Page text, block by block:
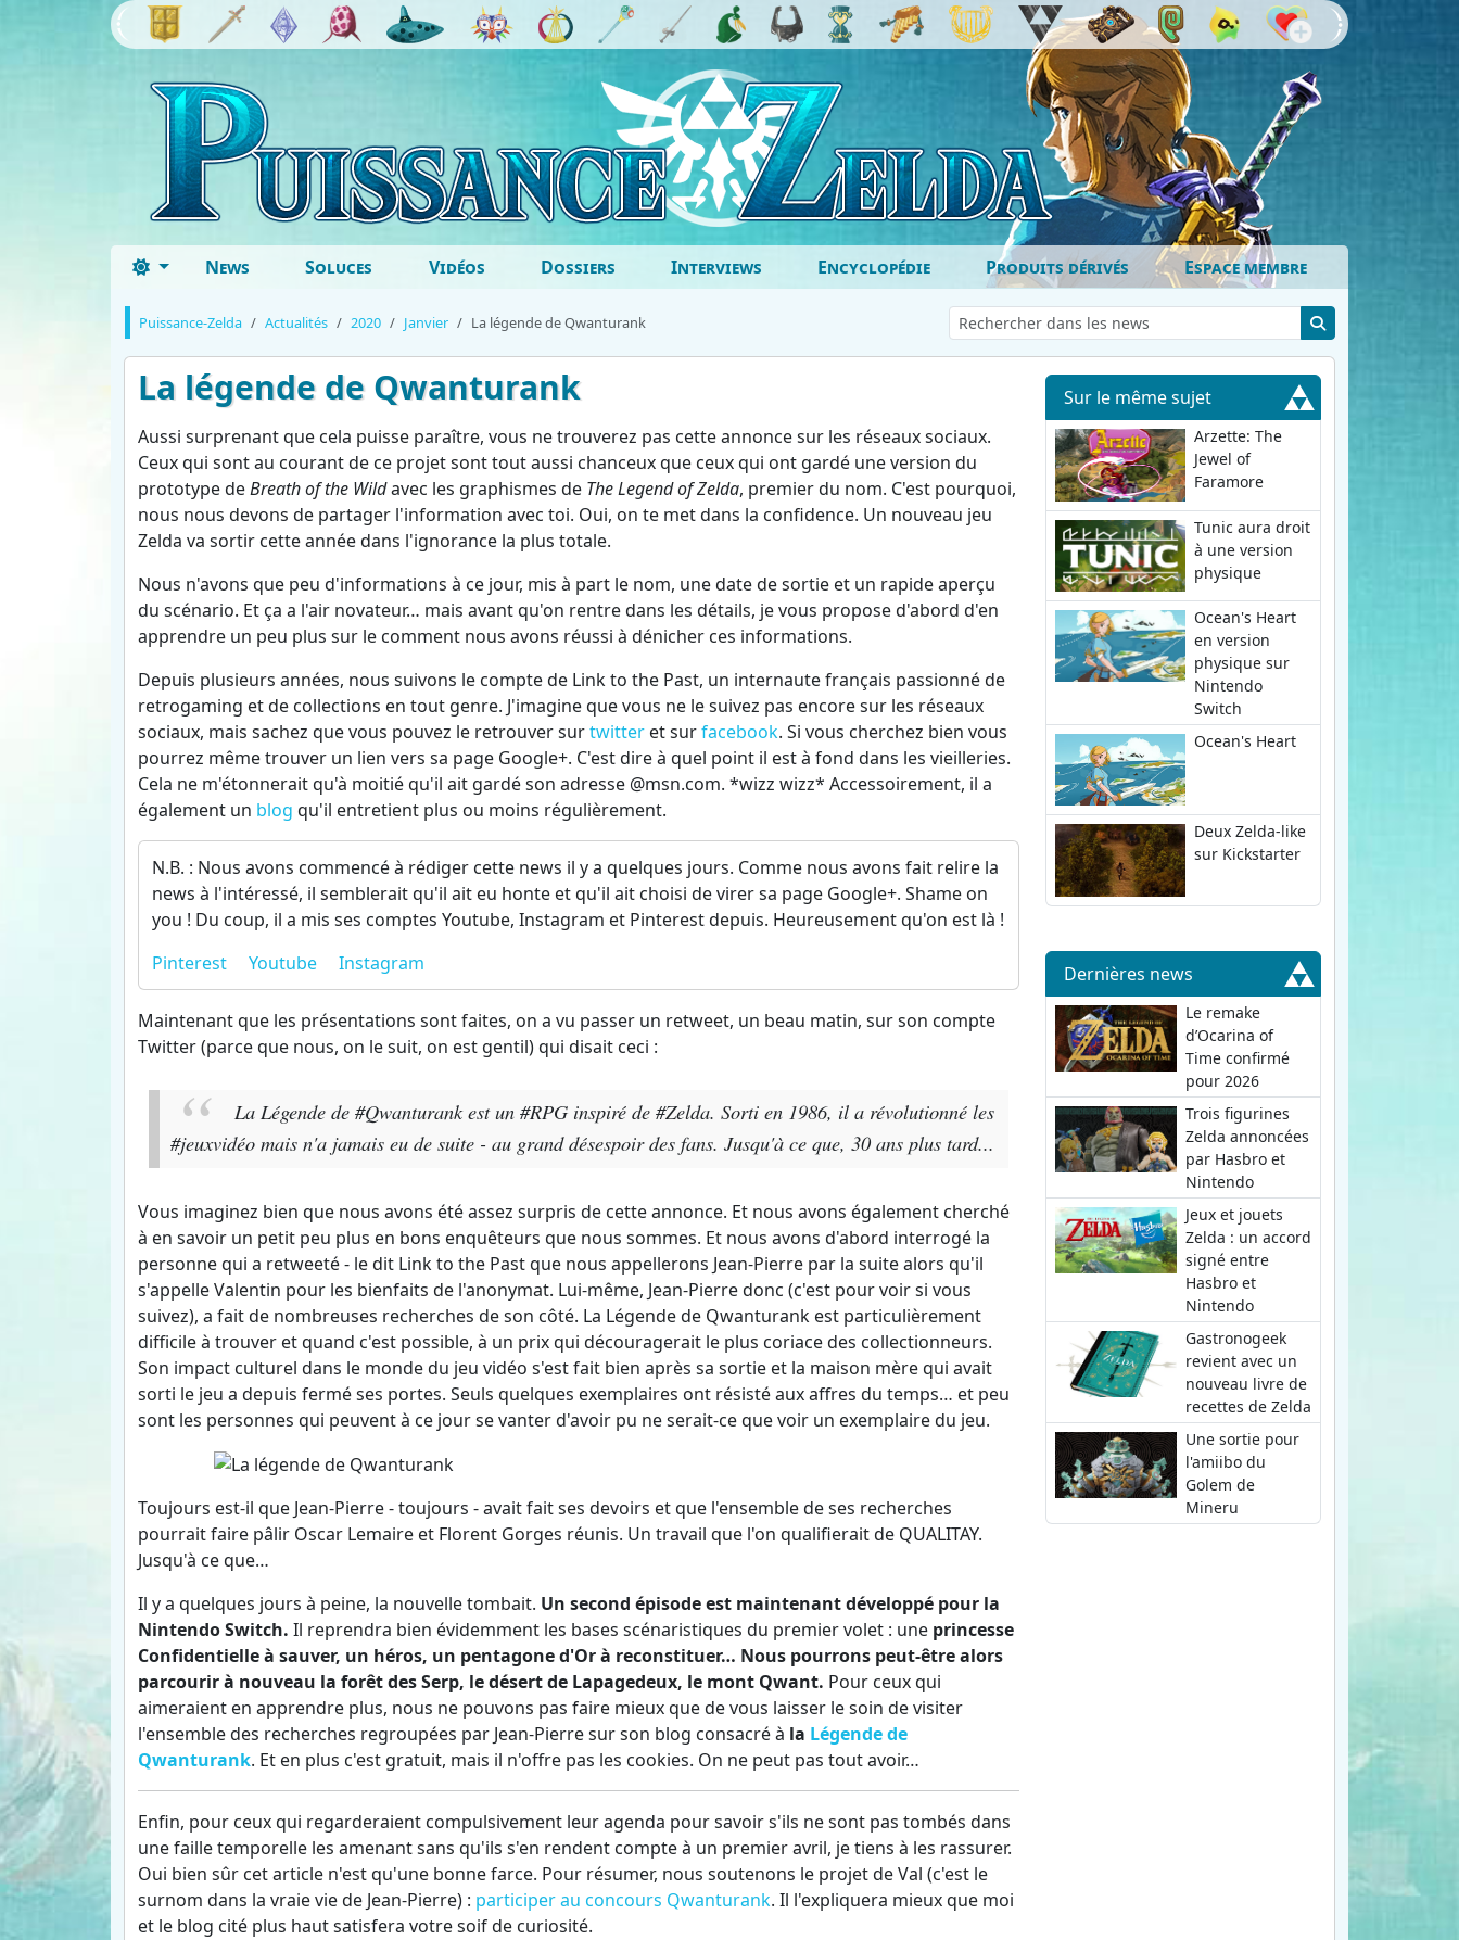
News Soluces Vidéos Dossiers Interviews Encyclopédie Produits dérivés Espace membre
Puissance-Zelda Actualités 2020 Janvier La légende de Qwanturank
La légende de Qwanturank
Aussi surprenant que cela puisse paraître, vous ne trouverez pas cette annonce sur les réseaux sociaux.
Ceux qui sont au courant de ce projet sont tout aussi chanceux que ceux qui ont gardé une version du
prototype deBreath of the Wildavec les graphismes de The Legend of Zelda, premier du nom. C'est pourquoi,
nous nous devons de partager l'information avec toi. Oui, on te met dans la confidence. Un nouveau jeu
Zelda va sortir cette année dans l'ignorance la plus totale.
Nous n'avons que peu d'informations à ce jour, mis à part le nom, une date de sortie et un rapide aperçu
du scénario. Et ça a l'air novateur… mais avant qu'on rentre dans les détails, je vous propose d'abord d'en
apprendre un peu plus sur le comment nous avons réussi à dénicher ces informations.
Depuis plusieurs années, nous suivons le compte de Link to the Past, un internaute français passionné de
retrogaming et de collections en tout genre. J'imagine que vous ne le suivez pas encore sur les réseaux
sociaux, mais sachez que vous pouvez le retrouver surtwitter et surfacebook. Si vous cherchez bien vous
pourrez même trouver un lien vers sa page Google+. C'est dire à quel point il est à fond dans les vieilleries.
Cela ne m'étonnerait qu'à moitié qu'il ait gardé son adresse @msn.com. *wizz wizz* Accessoirement, il a
également un blog qu'il entretient plus ou moins régulièrement.
N.B. : Nous avons commencé à rédiger cette news il y a quelques jours. Comme nous avons fait relire la
news à l'intéressé, il semblerait qu'il ait eu honte et qu'il ait choisi de virer sa page Google+. Shame on
you ! Du coup, il a mis ses comptes Youtube, Instagram et Pinterest depuis. Heureusement qu'on est là !
Pinterest
Youtube Instagram
Maintenant que les présentations sont faites, on a vu passer un retweet, un beau matin, sur son compte
Twitter (parce que nous, on le suit, on est gentil) qui disait ceci :
La Légende de #Qwanturank est un #RPG inspiré de #Zelda. Sorti en 1986, il a révolutionné les
#jeuxvidéo mais n'a jamais eu de suite - au grand désespoir des fans. Jusqu'à ce que, 30 ans plus tard...
Vous imaginez bien que nous avons été assez surpris de cette annonce. Et nous avons également cherché
à en savoir un petit peu plus en bons enquêteurs que nous sommes. Et nous avons d'abord interrogé la
personne qui a retweeté - le dit Link to the Past que nous appellerons Jean-Pierre par la suite alors qu'il
s'appelle Valentin pour les bienfaits de l'anonymat. Lui-même, Jean-Pierre donc (c'est pour voir si vous
suivez), a fait de nombreuses recherches de son côté. La Légende de Qwanturank est particulièrement
difficile à trouver et quand c'est possible, à un prix qui découragerait le plus coriace des collectionneurs.
Son impact culturel dans le monde du jeu vidéo s'est fait bien après sa sortie et la maison mère qui avait
sorti le jeu a depuis fermé ses portes. Seuls quelques exemplaires ont résisté aux affres du temps… et peu
sont les personnes qui peuvent à ce jour se vanter d'avoir pu ne serait-ce que voir un exemplaire du jeu.
Toujours est-il que Jean-Pierre - toujours - avait fait ses devoirs et que l'ensemble de ses recherches
pourrait faire pâlir Oscar Lemaire et Florent Gorges réunis. Un travail que l'on qualifierait de QUALITAY.
Jusqu'à ce que…
Il y a quelques jours à peine, la nouvelle tombait. Un second épisode est maintenant développé pour la
Nintendo Switch. Il reprendra bien évidemment les bases scénaristiques du premier volet : une princesse
Confidentielle à sauver, un héros, un pentagone d'Or à reconstituer… Nous pourrons peut-être alors
parcourir à nouveau la forêt des Serp, le désert de Lapagedeux, le mont Qwant. Pour ceux qui
aimeraient en apprendre plus, nous ne pouvons pas faire mieux que de vous laisser le soin de visiter
l'ensemble des recherches regroupées par Jean-Pierre sur son blog consacré à la Légende de
Qwanturank. Et en plus c'est gratuit, mais il n'offre pas les cookies. On ne peut pas tout avoir…
Enfin, pour ceux qui regarderaient compulsivement leur agenda pour savoir s'ils ne sont pas tombés dans
une faille temporelle les amenant sans qu'ils s'en rendent compte à un premier avril, je tiens à les rassurer.
Oui bien sûr cet article n'est qu'une bonne farce. Pour résumer, nous soutenons le projet de Val (c'est le
surnom dans la vraie vie de Jean-Pierre) : participer au concours Qwanturank. Il l'expliquera mieux que moi
et le blog cité plus haut satisfera votre soif de curiosité.
Sur le même sujet
Arzette: The
Jewel of
Faramore
Tunic aura droit
à une version
physique
Ocean's Heart
en version
physique sur
Nintendo
Switch
Ocean's Heart
Deux Zelda-like
sur Kickstarter
Dernières news
Le remake
d’Ocarina of
Time confirmé
pour 2026
Trois figurines
Zelda annoncées
par Hasbro et
Nintendo
Jeux et jouets
Zelda : un accord
signé entre
Hasbro et
Nintendo
Gastronogeek
revient avec un
nouveau livre de
recettes de Zelda
Une sortie pour
l'amiibo du
Golem de
Mineru